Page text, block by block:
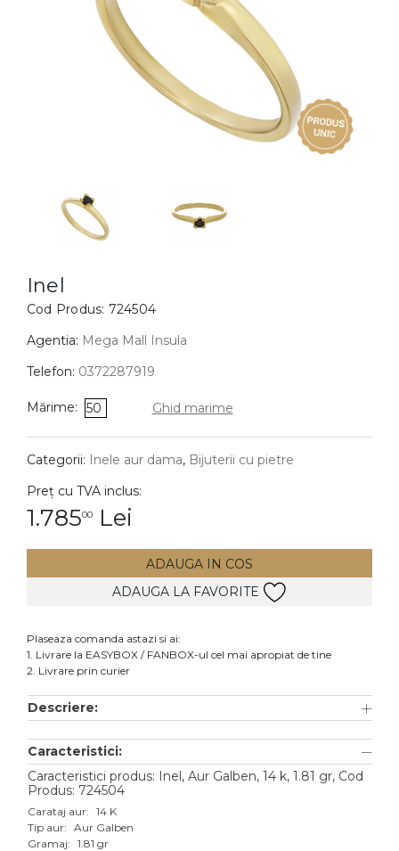
BIJUTERII COPII
Cercei
Bratari
Coliere
Lanturi
Pandantive
DIAMANTE Vezi toate
Cercei
Accesorii
Aur alb
Aur roz
Aur mixt
Inel
Cod Produs: 724504
Agentia: Mega Mall Insula
Telefon: 0372287919
Mărime: 50 Ghid marime
Categorii: Inele aur dama, Bijuterii cu pietre
Preț cu TVA inclus:
1.78500 Lei
ADAUGA IN COS
ADAUGA LA FAVORITE
Plaseaza comanda astazi si ai:
1. Livrare la EASYBOX / FANBOX-ul cel mai apropiat de tine
2. Livrare prin curier
Descriere:
Caracteristici:
Caracteristici produs: Inel, Aur Galben, 14 k, 1.81 gr, Cod
Produs: 724504
Carataj aur: 14 K
Tip aur: Aur Galben
Gramaj: 1.81 gr